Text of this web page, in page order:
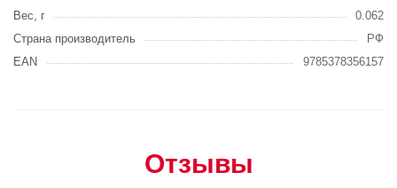
Вес, г
0.062
Страна производитель
РФ
EAN
9785378356157
Отзывы